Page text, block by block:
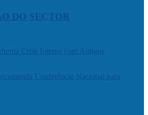
DO SECTOR